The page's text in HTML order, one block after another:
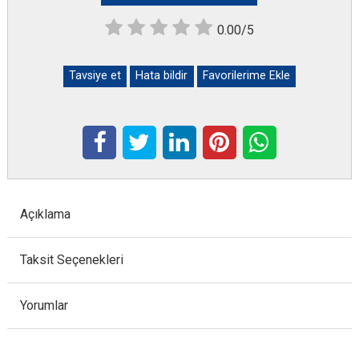
0.00/5
Tavsiye et Hata bildir Favorilerime Ekle
Açıklama
Taksit Seçenekleri
Yorumlar